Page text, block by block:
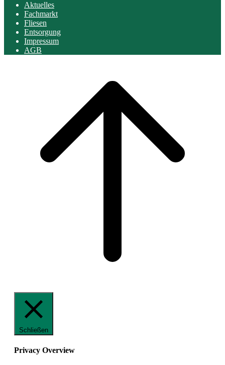
Aktuelles
Fachmarkt
Fliesen
Entsorgung
Impressum
AGB
Schließen
Privacy Overview